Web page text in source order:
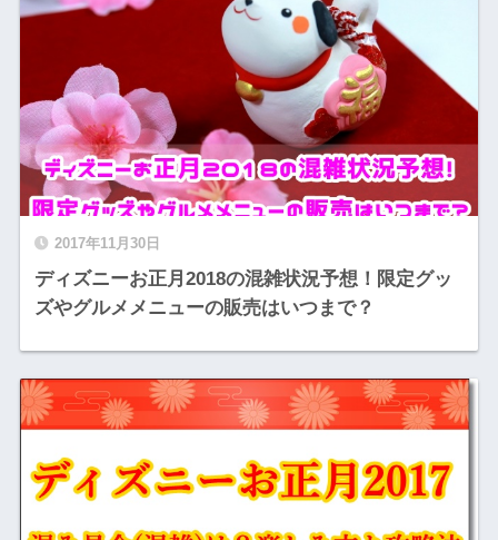
2017年11月30日
ディズニーお正月2018の混雑状況予想！限定グッ
ズやグルメメニューの販売はいつまで？